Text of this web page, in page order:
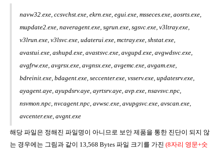
navw32.exe, ccsvchst.exe, ekrn.exe, egui.exe, msseces.exe, aosrts.exe,
mupdate2.exe, naveragent.exe, sgrun.exe, sgsvc.exe, v3ltray.exe,
v3lrun.exe, v3lsvc.exe, udaterui.exe, mctray.exe, shstat.exe,
avastui.exe, ashupd.exe, avastsvc.exe, avgupd.exe, avgwdsvc.exe,
avgfrw.exe, avgrsx.exe, avgnsx.exe, avgemc.exe, avgam.exe,
bdreinit.exe, bdagent.exe, seccenter.exe, vsserv.exe, updatesrv.exe,
ayagent.aye, ayupdsrv.aye, ayrtsrv.aye, avp.exe, nsavsvc.npc,
nsvmon.npc, nvcagent.npc, avwsc.exe, avupgsvc.exe, avscan.exe,
avcenter.exe, avgnt.exe
해당 파일은 정해진 파일명이 아니므로 보안 제품을 통한 진단이 되지 않
는 경우에는 그림과 같이 13,568 Bytes 파일 크기를 가진 (8자리 영문+숫